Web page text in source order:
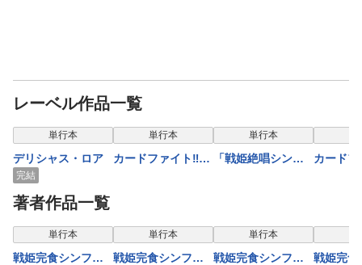
レーベル作品一覧
単行本
デリシャス・ロア
完結
単行本
カードファイト‼
単行本
「戦姫絶唱シンフ
しんふぉぎあ』2
カード
著者作品一覧
単行本
戦姫完食シンフォ
単行本
戦姫完食シンフォ
単行本
戦姫完食シンフォ
戦姫完食